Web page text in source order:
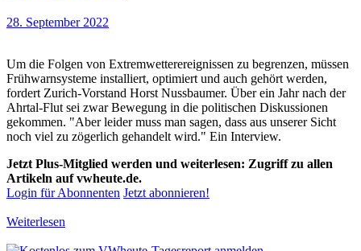
28. September 2022
Um die Folgen von Extremwetterereignissen zu begrenzen, müssen
Frühwarnsysteme installiert, optimiert und auch gehört werden,
fordert Zurich-Vorstand Horst Nussbaumer. Über ein Jahr nach der
Ahrtal-Flut sei zwar Bewegung in die politischen Diskussionen
gekommen. "Aber leider muss man sagen, dass aus unserer Sicht
noch viel zu zögerlich gehandelt wird." Ein Interview.
Jetzt Plus-Mitglied werden und weiterlesen: Zugriff zu allen
Artikeln auf vwheute.de.
Login für Abonnenten Jetzt abonnieren!
Weiterlesen